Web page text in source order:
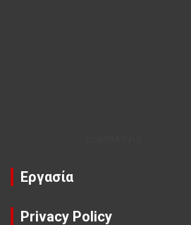
Εργασία
Privacy Policy